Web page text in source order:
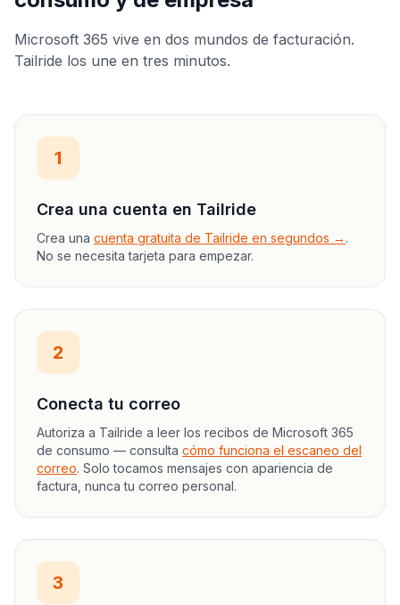
Microsoft 365 vive en dos mundos de facturación.
Tailride los une en tres minutos.
1
Crea una cuenta en Tailride
Crea una cuenta gratuita de Tailride en segundos → .
No se necesita tarjeta para empezar.
2
Conecta tu correo
Autoriza a Tailride a leer los recibos de Microsoft 365
de consumo — consulta cómo funciona el escaneo del
correo. Solo tocamos mensajes con apariencia de
factura, nunca tu correo personal.
3